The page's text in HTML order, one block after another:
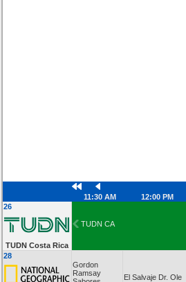
11:30 AM 12:00 PM
26
TUDN Costa Rica
TUDN CA
28
Gordon
Ramsay
El Salvaje Dr. Ole